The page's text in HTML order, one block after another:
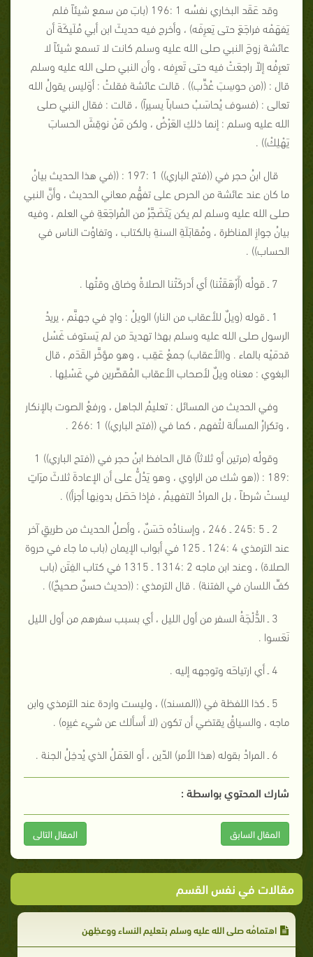
وقد عَقَد البخاري نفسُه 1 :196 (بابَ من سمع شيئاً فلم
يَفهَمْه فراجَعَ حتى يَعرِفَه) ، وأخرج فيه حديثَ ابن أبي مُلَيكَةَ أن
عائشة زوجَ النبي صلى الله عليه وسلم كانت لا تسمع شيئاً لا
تعرِفُه إلاّ راجعَتْ فيه حتى تَعرِفه ، وأن النبي صلى الله عليه وسلم
قال : ((من حوسِبَ عُذِّب)) . قالت عائشة فقلتُ : أوَليس يقولُ الله
تعالى : (فسوف يُحاسَبُ حساباً يسيراً) ، قالت : فقال النبي صلى
الله عليه وسلم : إنما ذلكِ العَرْضُ ، ولكن مَنْ نوقِشَ الحسابَ
يَهْلِكْ)) .
قال ابنُ حجر في ((فتح الباري)) 1 :197 : ((في هذا الحديث بيانُ
ما كان عند عائشة من الحرص على تفهُّم معاني الحديث ، وأنَّ النبي
صلى الله عليه وسلم لم يكن يَتَضَجَّرُ من المُراجَعَةِ في العلم ، وفيه
بيانُ جوازِ المناظرة ، ومُقابَلَةِ السنةِ بالكتاب ، وتفاوُت الناس في
الحساب)) .
7 ـ قولُه (أَرْهَقَتْنا) أي أدركَتْنا الصلاةُ وضاق وقتُها .
1 ـ قوله (ويلٌ للأعقاب من النار) الويلُ : وادٍ في جهنَّم ، يريدُ
الرسول صلى الله عليه وسلم بهذا تهديدَ من لم يَستوف غَسْل
قدمَيْه بالماء . و(الأعقاب) جمعُ عَقِب ، وهو مؤخَّر القَدَم ، قال
البغوي : معناه ويلٌ لأصحاب الأعقاب المُقصِّرين في غَسْلِها .
وفي الحديث من المسائل : تعليمُ الجاهل ، ورفعُ الصوت بالإنكار
، وتكرارُ المسألة لتُفهم ، كما في ((فتح الباري)) 1 :266 .
وقولُه (مرتين أو ثلاثاً) قال الحافظ ابنُ حجر في ((فتح الباري)) 1
:189 : ((هو شك من الراوي ، وهو يَدُلُّ على أن الإعادةَ ثلاثَ مرَاتٍ
ليستْ شرطاً ، بل المرادُ التفهيمُ ، فإذا حَصَل بدونِها أجزأ)) .
2 ـ 5 :245 ـ 246 ، وإسنادُه حَسَنٌ ، وأصلُ الحديث من طريقٍ آخر
عند الترمذي 4 :124 ـ 125 في أبواب الإيمان (باب ما جاء في حروة
الصلاة) ، وعند ابن ماجه 2 :1314 ـ 1315 في كتاب الفِتَن (باب
كفِّ اللسان في الفتنة) . قال الترمذي : ((حديث حسنٌ صحيحٌ)) .
3 ـ الدُّلْجَةُ السفر من أول الليل ، أي بسبب سفرهم من أول الليل
نَعَسوا .
4 ـ أي ارتياحَه وتوجهه إليه .
5 ـ كذا اللفظة في ((المسند)) ، وليست واردة عند الترمذي وابن
ماجه ، والسياقُ يقتضي أن تكون (لا أسألك عن شيء غيرِه) .
6 ـ المرادُ بقوله (هذا الأمر) الدّين ، أو العَمَلُ الذي يُدخِلُ الجنة .
شارك المحتوي بواسطة :
المقال السابق المقال التالى
مقالات في نفس القسم
اهتمامُه صلى الله عليه وسلم بتعليم النساء ووعظِهن